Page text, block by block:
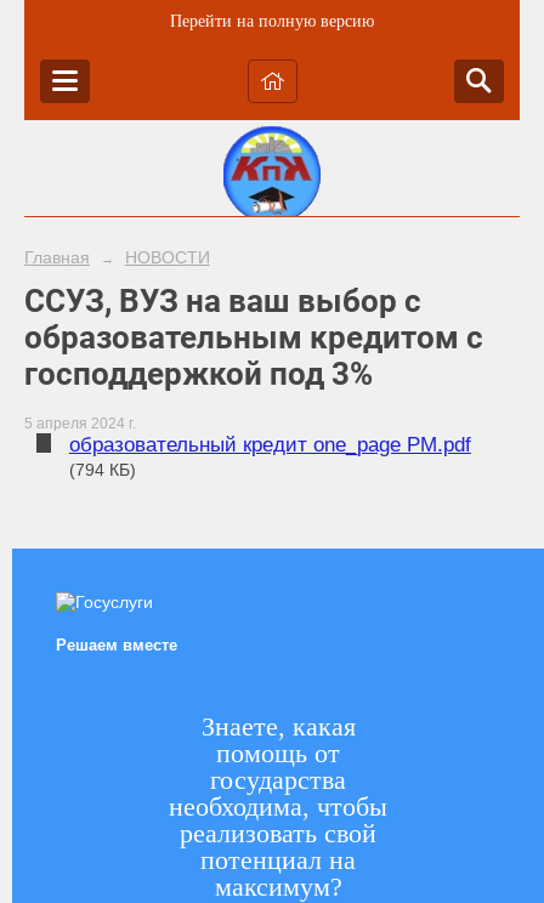
Перейти на полную версию
Главная → НОВОСТИ
ССУЗ, ВУЗ на ваш выбор с
образовательным кредитом с
господдержкой под 3%
5 апреля 2024 г.
образовательный кредит one_page РМ.pdf
(794 КБ)
Решаем вместе
Знаете, какая
помощь от
государства
необходима, чтобы
реализовать свой
потенциал на
максимум?